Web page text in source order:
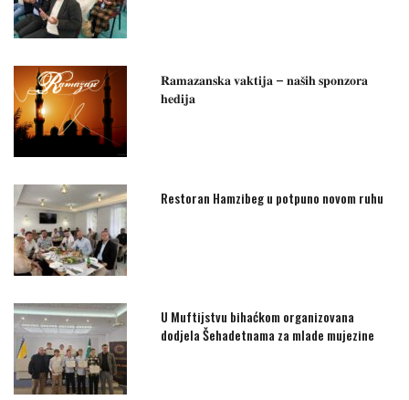
𝐑𝐚𝐦𝐚𝐳𝐚𝐧𝐬𝐤𝐚 𝐯𝐚𝐤𝐭𝐢𝐣𝐚 – 𝐧𝐚𝐬̌𝐢𝐡 𝐬𝐩𝐨𝐧𝐳𝐨𝐫𝐚
𝐡𝐞𝐝𝐢𝐣𝐚
Restoran Hamzibeg u potpuno novom ruhu
U Muftijstvu bihaćkom organizovana
dodjela Šehadetnama za mlade mujezine